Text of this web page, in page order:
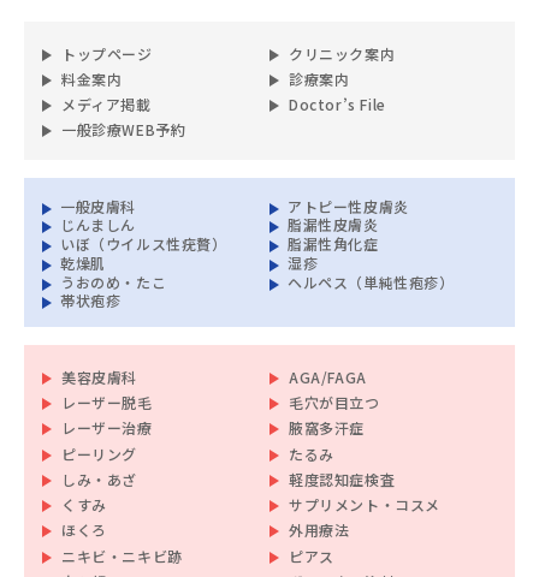
トップページ
クリニック案内
料金案内
診療案内
メディア掲載
Doctor’s File
一般診療WEB予約
一般皮膚科
アトピー性皮膚炎
じんましん
脂漏性皮膚炎
いぼ（ウイルス性疣贅）
脂漏性角化症
乾燥肌
湿疹
うおのめ・たこ
ヘルペス（単純性疱疹）
帯状疱疹
美容皮膚科
AGA/FAGA
レーザー脱毛
毛穴が目立つ
レーザー治療
腋窩多汗症
ピーリング
たるみ
しみ・あざ
軽度認知症検査
くすみ
サプリメント・コスメ
ほくろ
外用療法
ニキビ・ニキビ跡
ピアス